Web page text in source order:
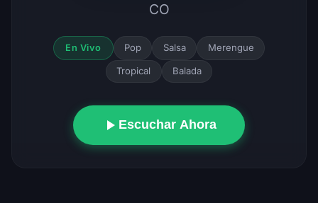
CO
En Vivo Pop Salsa Merengue
Tropical Balada
Escuchar Ahora